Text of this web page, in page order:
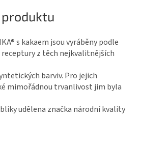
s kakaem jsou vyráběny podle
z těch nejkvalitnějších
barviv. Pro jejich
mimořádnou trvanlivost jim byla
udělena značka národní kvality